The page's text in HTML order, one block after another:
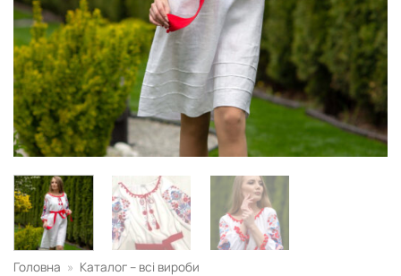
Головна » Каталог – всі вироби